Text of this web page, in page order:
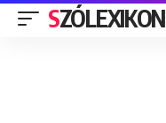
SZÓLEXIKON